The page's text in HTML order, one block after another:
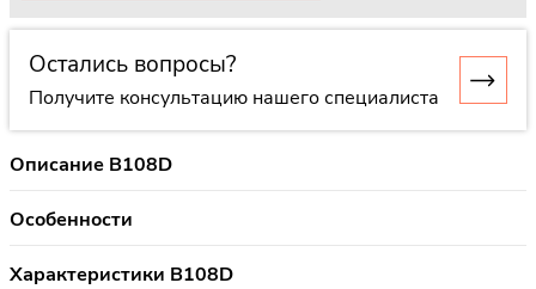
Остались вопросы?
Получите консультацию нашего специалиста
Описание B108D
Особенности
Характеристики B108D